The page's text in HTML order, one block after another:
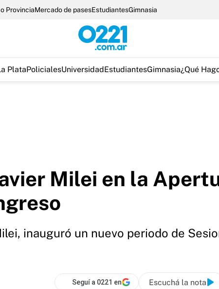
ProvinciaMercado de pasesEstudiantesGimnasia
PlataPolicialesUniversidadEstudiantesGimnasia¿Qué
Milei en la
inauguró un nuevo periodo de
Seguí a 0221 en Escuchá la nota